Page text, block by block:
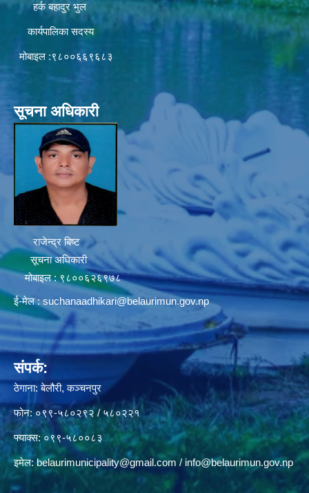
हर्क बहादुर भुल
कार्यपालिका सदस्य
मोबाइल :९८००६६९६८३
सूचना अधिकारी
राजेन्द्र बिष्ट
सूचना अधिकारी
मोबाइल : ९८००६२६९७८
ई-मेल : suchanaadhikari@belaurimun.gov.np
संपर्क:
ठेगाना: बेलौरी, कञ्चनपुर
फोन: ०९९-५८०२९२ / ५८०२२१
फ्याक्स: ०९९-५८००८३
इमेल:belaurimunicipality@gmail.com / info@belaurimun.gov.np